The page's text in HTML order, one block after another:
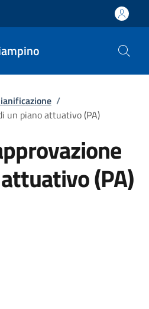
/
un piano attuativo (PA)
(PA)